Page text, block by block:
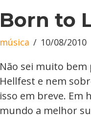
Born to
música 10/08/2010
Não sei muito
Hellfest e nem
isso em breve. Em
mundo a melhor